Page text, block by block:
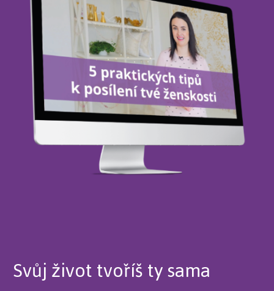
Svůj život tvoříš ty sama